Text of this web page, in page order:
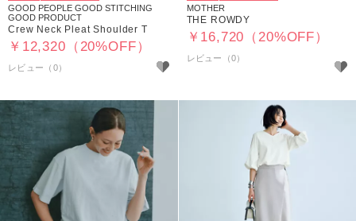
GOOD PEOPLE GOOD STITCHING
GOOD PRODUCT
Crew Neck Pleat Shoulder T
￥12,320（20%OFF）
MOTHER
THE ROWDY
￥16,720（20%OFF）